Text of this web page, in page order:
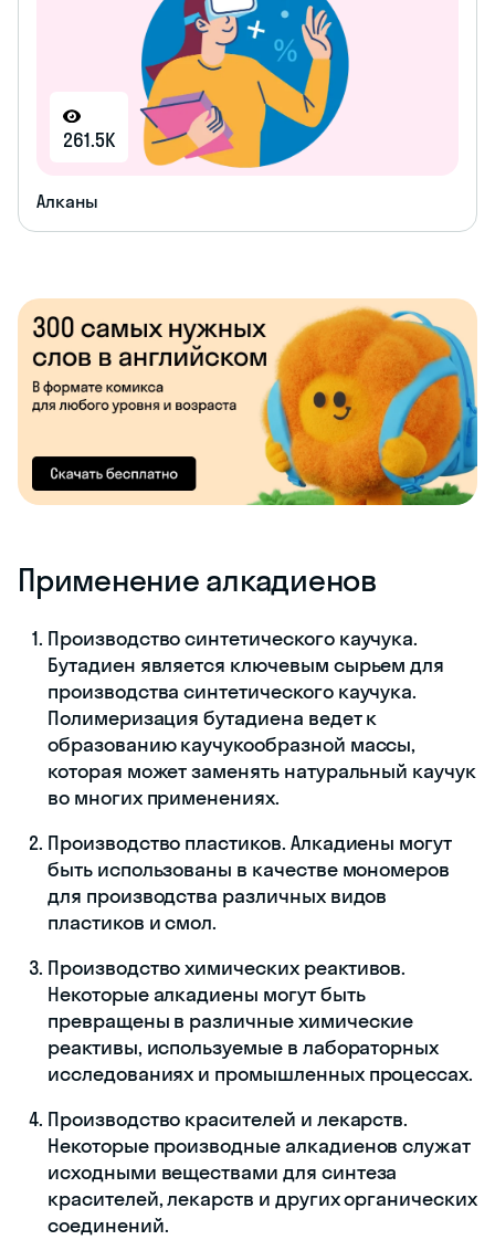
261.5K
Алканы
Применение алкадиенов
Производство синтетического каучука.
Бутадиен является ключевым сырьем для
производства синтетического каучука.
Полимеризация бутадиена ведет к
образованию каучукообразной массы,
которая может заменять натуральный каучук
во многих применениях.
Производство пластиков. Алкадиены могут
быть использованы в качестве мономеров
для производства различных видов
пластиков и смол.
Производство химических реактивов.
Некоторые алкадиены могут быть
превращены в различные химические
реактивы, используемые в лабораторных
исследованиях и промышленных процессах.
Производство красителей и лекарств.
Некоторые производные алкадиенов служат
исходными веществами для синтеза
красителей, лекарств и других органических
соединений.